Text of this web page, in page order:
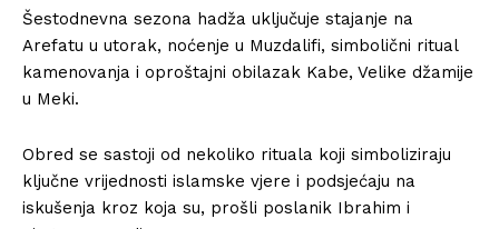
Šestodnevna sezona hadža uključuje stajanje na
Arefatu u utorak, noćenje u Muzdalifi, simbolični ritual
kamenovanja i oproštajni obilazak Kabe, Velike džamije
u Meki.
Obred se sastoji od nekoliko rituala koji simboliziraju
ključne vrijednosti islamske vjere i podsjećaju na
iskušenja kroz koja su, prošli poslanik Ibrahim i